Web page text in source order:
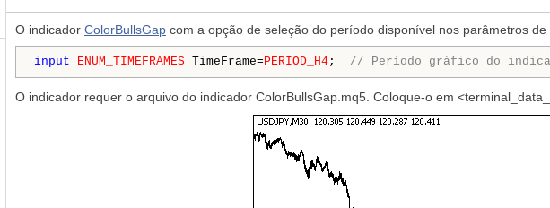
O indicador ColorBullsGap com a opção de seleção do período disponível nos parâmetros de
input ENUM_TIMEFRAMES TimeFrame=PERIOD_H4; // Período gráfico do
O indicador requer o arquivo do indicador ColorBullsGap.mq5. Coloque-o em